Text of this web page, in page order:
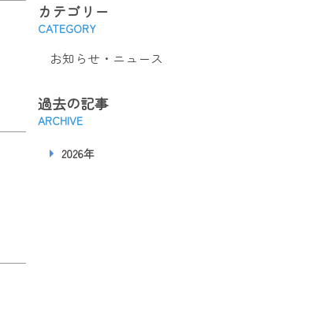
カテゴリー
CATEGORY
お知らせ・ニュース
過去の記事
ARCHIVE
2026年